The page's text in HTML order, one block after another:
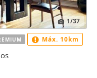
1/37
Máx. 10km